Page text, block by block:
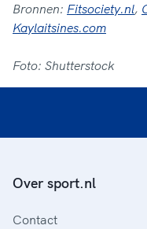
Bronnen: Fitsociety.nl,
Kaylaitsines.com
Foto: Shutterstock
Over sport.nl
Contact